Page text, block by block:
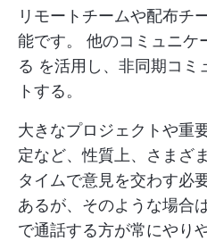
リモートチームや配布チ
能です。 他のコミュニケ
る を活用し、非同期コミ
トする。
大きなプロジェクトや重
定など、性質上、さまざ
タイムで意見を交わす必
あるが、そのような場合
で通話する方が常にやり